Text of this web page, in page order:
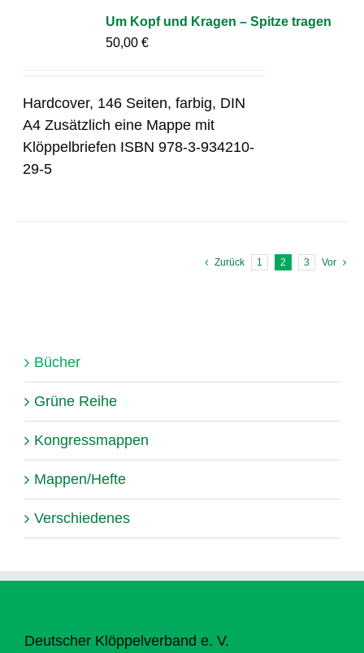
Um Kopf und Kragen – Spitze tragen
50,00€
Hardcover, 146 Seiten, farbig, DIN
A4 Zusätzlich eine Mappe mit
Klöppelbriefen ISBN 978-3-934210-
29-5
Zurück 1 2 3 Vor
Bücher
Grüne Reihe
Kongressmappen
Mappen/Hefte
Verschiedenes
Deutscher Klöppelverband e. V.